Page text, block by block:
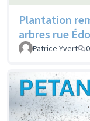
Plantation
arbres rue
Patrice Yvert 0